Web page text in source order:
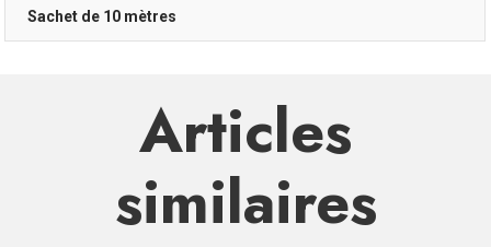
Sachet de 10 mètres
Articles
similaires